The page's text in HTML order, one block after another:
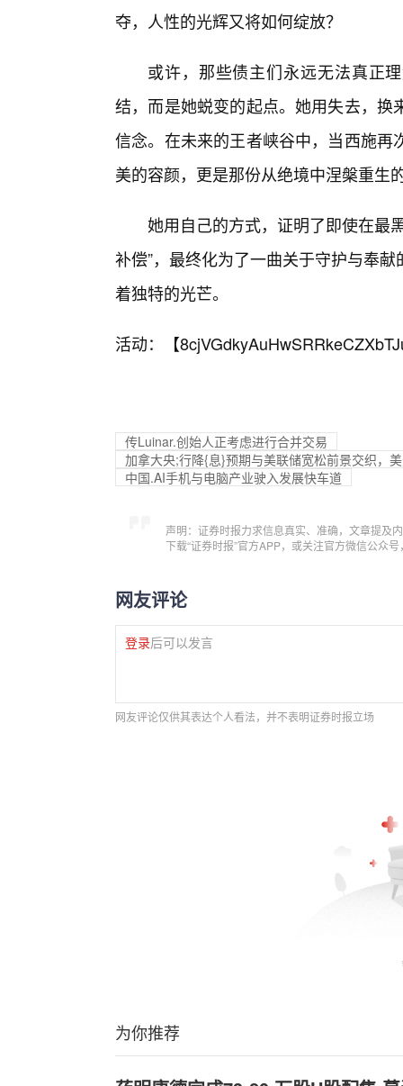
夺，人性的光辉又将如何绽放？
或许，那些债主们永远无法真正
结，而是她蜕变的起点。她用失去，
信念。在未来的王者峡谷中，当西施
美的容颜，更是那份从绝境中涅槃重生
她用自己的方式，证明了即使在最
补偿”，最终化为了一曲关于守护与奉
着独特的光芒。
活动：【
传Luinar.创始人正考虑进行合并交易
加拿大央;行降{息}预期与美联储宽松前景交织，
中国.AI手机与电脑产业驶入发展快车道
声明：证券时报力求信息真实、准确，文章提及
下载“证券时报”官方APP，或关注官方微信公众
网友评论
登录后可以发言
网友评论仅供其表达个人看法，并不表明证券时报立场
为你推荐